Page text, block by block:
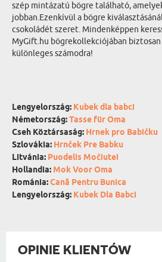
szép mintázatú bögre található,
jobban.Ezenkívül a bögre
csokoládét szeret. Mindenképpen
MyGift.hu bögrekollekciójában
különleges számodra!
Lengyelország: Kubek dla babci
Németország:Tasse für Oma
Cseh Köztársaság: Hrnek pro Babičku
Szlovákia: Hrnček Pre Babku
Litvánia: Puodelis Močiutei
Hollandia: Mok Voor Oma
Románia:Cană Pentru Bunica
Lengyelország: Kubek Dla Babci
OPINIE KLIENTÓW